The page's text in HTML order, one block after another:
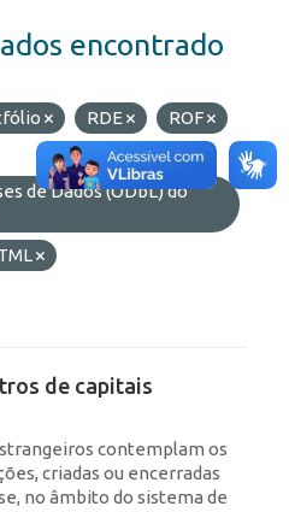
encontrado
RDE
ROF
de Dados (ODbL) do
de capitais
contemplam os
criadas ou encerradas
no âmbito do sistema de